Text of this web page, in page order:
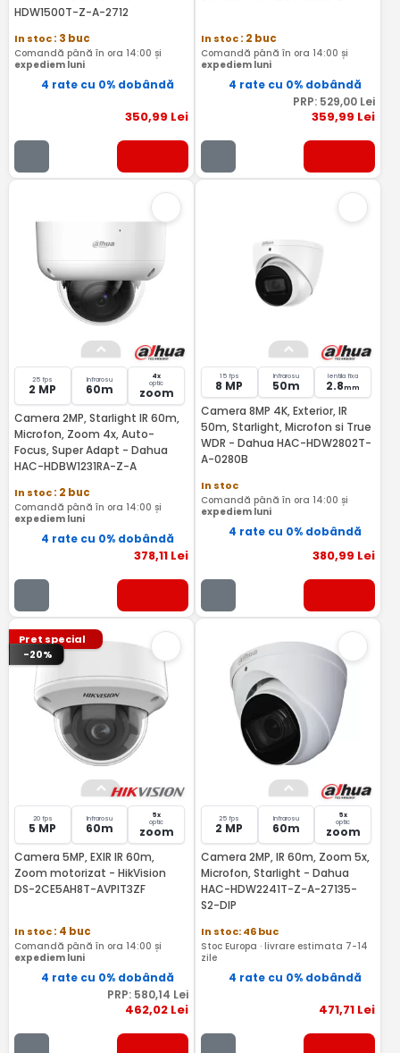
HDW1500T-Z-A-2712
In stoc: 3 buc
Comandă până în ora 14:00 și
expediem luni
4 rate cu 0% dobândă
350,99 Lei
In stoc: 2 buc
Comandă până în ora 14:00 și
expediem luni
4 rate cu 0% dobândă
PRP: 529,00 Lei
359,99 Lei
25 fps
2 MP
Infrarosu
60m
4x
optic
zoom
Camera 2MP, Starlight IR 60m,
Microfon, Zoom 4x, Auto-
Focus, Super Adapt - Dahua
HAC-HDBW1231RA-Z-A
In stoc: 2 buc
Comandă până în ora 14:00 și
expediem luni
4 rate cu 0% dobândă
378,11Lei
15 fps
8 MP
Infrarosu
50m
lentila fixa
2.8mm
Camera 8MP 4K, Exterior, IR
50m, Starlight, Microfon si True
WDR - Dahua HAC-HDW2802T-
A-0280B
In stoc
Comandă până în ora 14:00 și
expediem luni
4 rate cu 0% dobândă
380,99 Lei
Pret special
-20%
20 fps
5 MP
Infrarosu
60m
5x
optic
zoom
Camera 5MP, EXIR IR 60m,
Zoom motorizat - HikVision
DS-2CE5AH8T-AVPIT3ZF
In stoc: 4 buc
Comandă până în ora 14:00 și
expediem luni
4 rate cu 0% dobândă
PRP: 580,14 Lei
462,02Lei
25 fps
2 MP
Infrarosu
60m
5x
optic
zoom
Camera 2MP, IR 60m, Zoom 5x,
Microfon, Starlight - Dahua
HAC-HDW2241T-Z-A-27135-
S2-DIP
In stoc: 46 buc
Stoc Europa · livrare estimata 7-14
zile
4 rate cu 0% dobândă
471,71 Lei